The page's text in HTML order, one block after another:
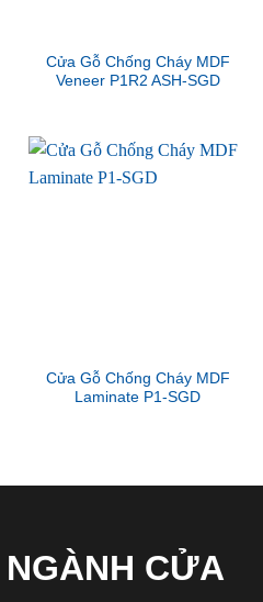
Cửa Gỗ Chống Cháy MDF
Veneer P1R2 ASH-SGD
Cửa Gỗ Chống Cháy MDF
Laminate P1-SGD
CỬA